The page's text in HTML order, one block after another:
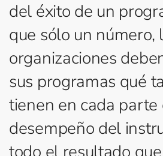
del éxito de un
que sólo un número,
organizaciones
sus programas qué
tienen en cada parte
desempeño del